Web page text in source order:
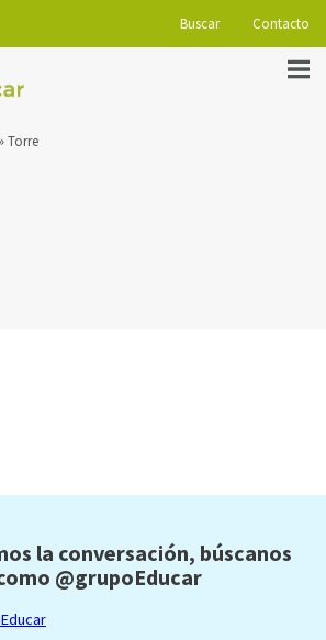
Buscar Contacto
Torre
la conversación, búscanos
@grupoEducar